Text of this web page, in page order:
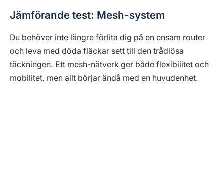
Jämförande test: Mesh-system
Du behöver inte längre förlita dig på en ensam router
och leva med döda fläckar sett till den trådlösa
täckningen. Ett mesh-nätverk ger både flexibilitet och
mobilitet, men allt börjar ändå med en huvudenhet.